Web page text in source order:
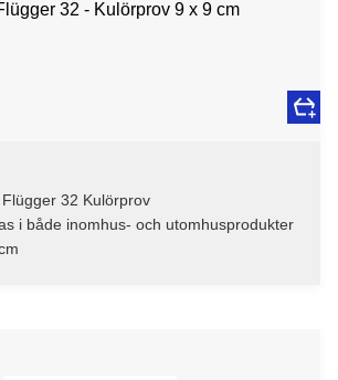
32 - Kulörprov 9 x 9 cm
32 Kulörprov
i både inomhus- och utomhusprodukter